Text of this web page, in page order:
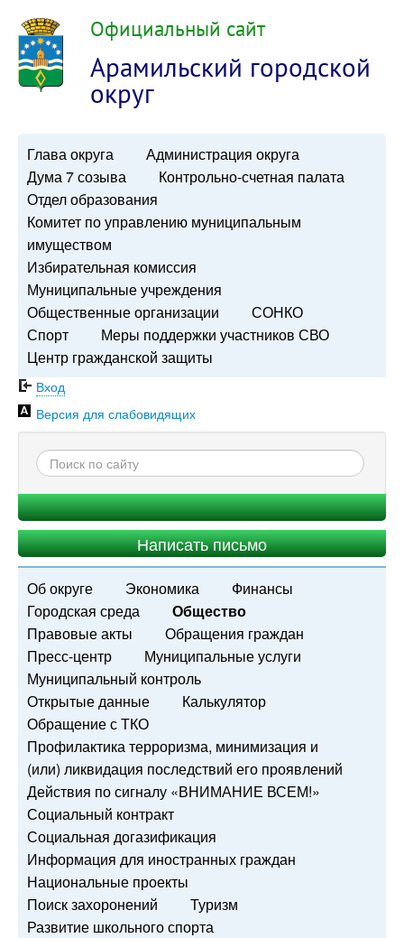
Официальный сайт
Арамильский городской
округ
Глава округа
Администрация округа
Дума 7 созыва
Контрольно-счетная палата
Отдел образования
Комитет по управлению муниципальным
имуществом
Избирательная комиссия
Муниципальные учреждения
Общественные организации
СОНКО
Спорт
Меры поддержки участников СВО
Центр гражданской защиты
Вход
Версия для слабовидящих
Написать письмо
Об округе Экономика
Финансы
Городская среда
Общество
Правовые акты
Обращения граждан
Пресс-центр
Муниципальные услуги
Муниципальный контроль
Открытые данные
Калькулятор
Обращение с ТКО
Профилактика терроризма, минимизация и
(или) ликвидация последствий его проявлений
Действия по сигналу «ВНИМАНИЕ ВСЕМ!»
Социальный контракт
Социальная догазификация
Информация для иностранных граждан
Национальные проекты
Поиск захоронений
Туризм
Развитие школьного спорта